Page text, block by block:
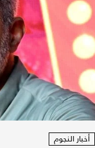
أخبار النجوم